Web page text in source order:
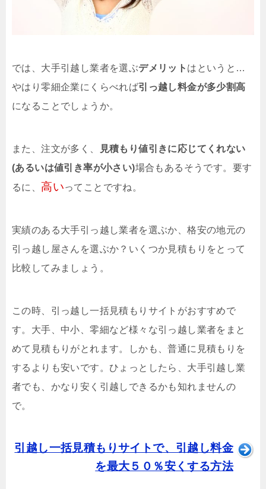
では、大手引越し業者を選ぶデメリット はというと…
やはり零細企業にくらべれば引っ越し料金が多少割高
になることでしょうか。
また、注文が多く、
見積もり値引きに応じてくれない
(あるいは値引き率が小さい)場合もあるそうです。要す
るに、 高いってことですね。
実績のある大手引っ越し業者を選ぶか、格安の地元の
引っ越し屋さんを選ぶか？いくつか見積もりをとって
比較してみましょう。
この時、引っ越し一括見積もりサイトがおすすめで
す。大手、中小、零細など様々な引っ越し業者をまと
めて見積もりがとれます。しかも、普通に見積もりを
するよりも安いです。ひょっとしたら、大手引越し業
者でも、かなり安く引越しできるかも知れませんの
で。
引越し一括見積もりサイトで、引越し料金
を最大５０％安くする方法